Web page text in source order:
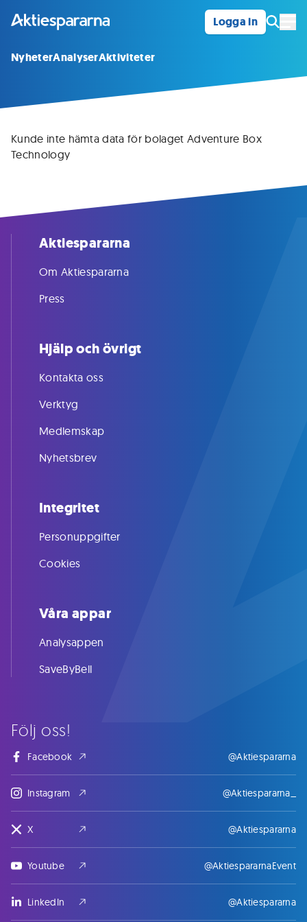
Logga in
NyheterAnalyserAktiviteter
Kunde inte hämta data för bolaget Adventure Box
Technology
Följ oss!
Facebook @Aktiespararna
Instagram @Aktiespararna_
X @Aktiespararna
Youtube @AktiespararnaEvent
LinkedIn @Aktiespararna
Aktiespararna
Om Aktiespararna
Press
Hjälp och övrigt
Kontakta oss
Verktyg
Medlemskap
Nyhetsbrev
Integritet
Personuppgifter
Cookies
Våra appar
Analysappen
SaveByBell